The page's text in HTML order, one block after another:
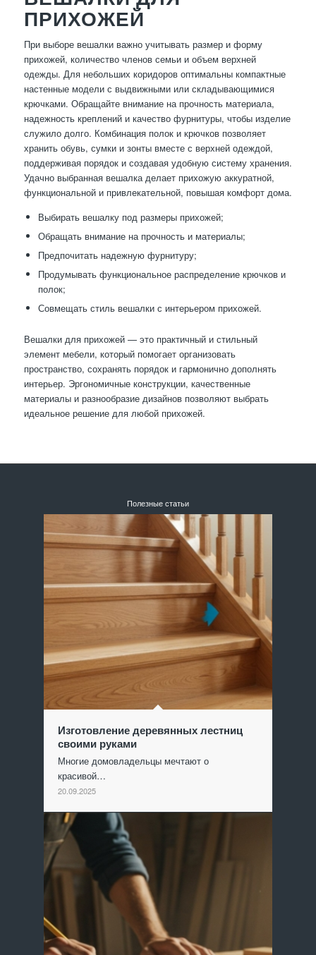
ПРИХОЖЕЙ
При выборе вешалки важно учитывать размер и форму
прихожей, количество членов семьи и объем верхней
одежды. Для небольших коридоров оптимальны компактные
настенные модели с выдвижными или складывающимися
крючками. Обращайте внимание на прочность материала,
надежность креплений и качество фурнитуры, чтобы изделие
служило долго. Комбинация полок и крючков позволяет
хранить обувь, сумки и зонты вместе с верхней одеждой,
поддерживая порядок и создавая удобную систему хранения.
Удачно выбранная вешалка делает прихожую аккуратной,
функциональной и привлекательной, повышая комфорт дома.
Выбирать вешалку под размеры прихожей;
Обращать внимание на прочность и материалы;
Предпочитать надежную фурнитуру;
Продумывать функциональное распределение крючков и
полок;
Совмещать стиль вешалки с интерьером прихожей.
Вешалки для прихожей — это практичный и стильный
элемент мебели, который помогает организовать
пространство, сохранять порядок и гармонично дополнять
интерьер. Эргономичные конструкции, качественные
материалы и разнообразие дизайнов позволяют выбрать
идеальное решение для любой прихожей.
Полезные статьи
Изготовление деревянных лестниц
своими руками
Многие домовладельцы мечтают о
красивой…
20.09.2025